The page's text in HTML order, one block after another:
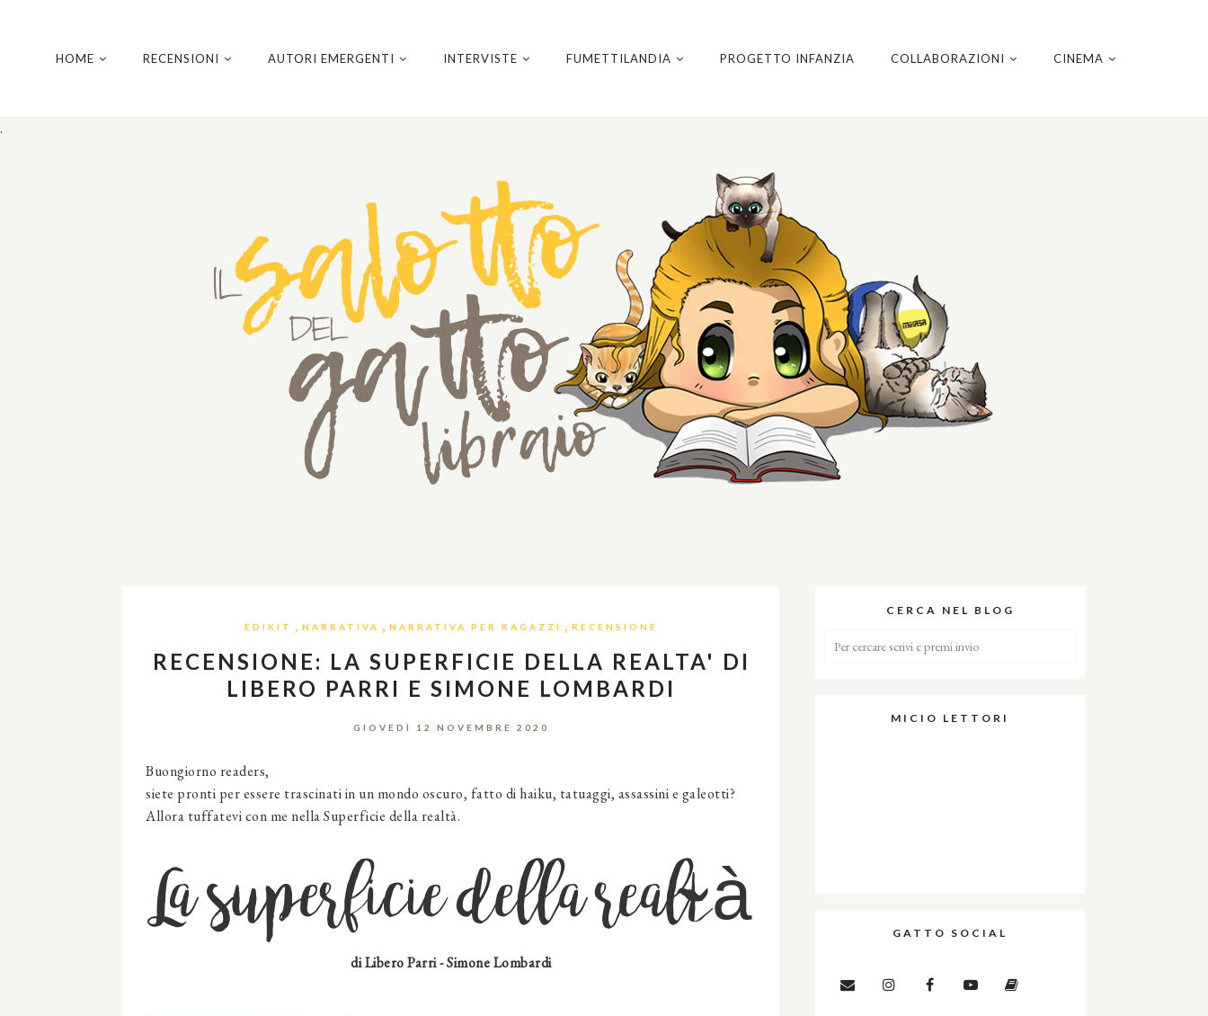
.
HOME RECENSIONI AUTORI EMERGENTI INTERVISTE FUMETTILANDIA PROGETTO INFANZIA COLLABORAZIONI CINEMA
EDIKIT , NARRATIVA , NARRATIVA PER RAGAZZI , RECENSIONE
RECENSIONE: LA SUPERFICIE DELLA REALTA' DI
LIBERO PARRI E SIMONE LOMBARDI
GIOVEDÌ 12 NOVEMBRE 2020
Buongiorno readers,
siete pronti per essere trascinati in un mondo oscuro, fatto di haiku, tatuaggi, assassini e galeotti?
Allora tuffatevi con me nella Superficie della realtà.
La superficie della realtà
diLibero Parri-Simone Lombardi
CERCA NEL BLOG
MICIO LETTORI
GATTO SOCIAL